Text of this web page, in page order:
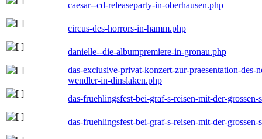
caesar--cd-releaseparty-in-oberhausen.php
circus-des-horrors-in-hamm.php
danielle--die-albumpremiere-in-gronau.php
das-exclusive-privat-konzert-zur-praesentation-
wendler-in-dinslaken.php
das-fruehlingsfest-bei-graf-s-reisen-mit-der-
das-fruehlingsfest-bei-graf-s-reisen-mit-der-